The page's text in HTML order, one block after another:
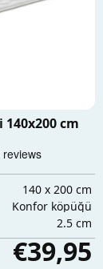
cm
140 x 200 cm
Konfor köpüğü
2.5 cm
€39,95